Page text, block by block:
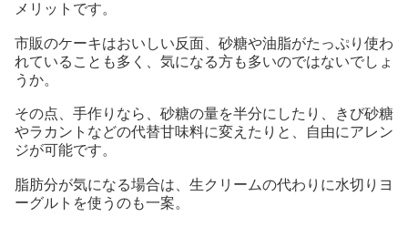
メリットです。
市販のケーキはおいしい反面、砂糖や油脂がたっぷり使わ
れていることも多く、気になる方も多いのではないでしょ
うか。
その点、手作りなら、砂糖の量を半分にしたり、きび砂糖
やラカントなどの代替甘味料に変えたりと、自由にアレン
ジが可能です。
脂肪分が気になる場合は、生クリームの代わりに水切りヨ
ーグルトを使うのも一案。